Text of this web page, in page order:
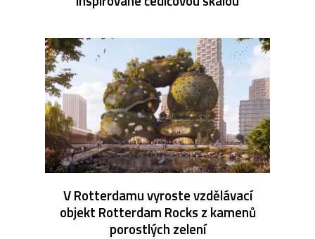
V Rotterdamu vyroste vzdělávací
objekt Rotterdam Rocks z kamenů
porostlých zelení